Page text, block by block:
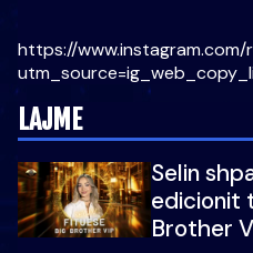
https://www.instagram.com/
LAJME
Selin
edicionit
Brother